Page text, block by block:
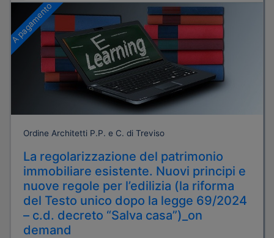
A pagamento
Ordine Architetti P.P. e C. di Treviso
La regolarizzazione del patrimonio
immobiliare esistente. Nuovi principi e
nuove regole per l’edilizia (la riforma
del Testo unico dopo la legge 69/2024
– c.d. decreto “Salva casa”)_on
demand